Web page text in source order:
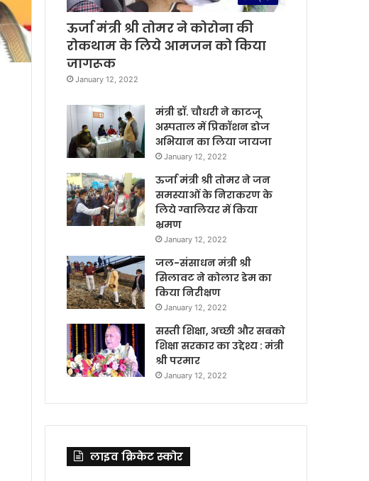
ऊर्जा मंत्री श्री तोमर ने कोरोना की
रोकथाम के लिये आमजन को किया
जागरूक
January 12, 2022
मंत्री डॉ. चौधरी ने काटजू
अस्पताल में प्रिकॉशन डोज
अभियान का लिया जायजा
January 12, 2022
ऊर्जा मंत्री श्री तोमर ने जन
समस्याओं के निराकरण के
लिये ग्वालियर में किया
भ्रमण
January 12, 2022
जल-संसाधन मंत्री श्री
सिलावट ने कोलार डेम का
किया निरीक्षण
January 12, 2022
सस्ती शिक्षा, अच्छी और सबको
शिक्षा सरकार का उद्देश्य : मंत्री
श्री परमार
January 12, 2022
लाइव क्रिकेट स्कोर